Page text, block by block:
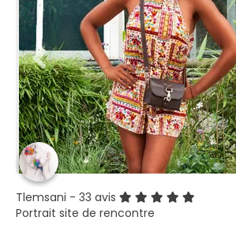
Tlemsani - 33 avis
Portrait site de rencontre